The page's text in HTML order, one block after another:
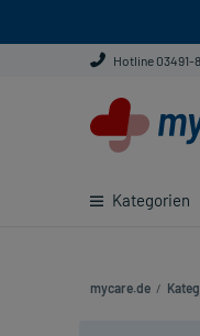
Hotline 03491-
Kategorien
mycare.de /